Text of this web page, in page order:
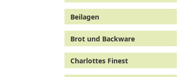
Beilagen
Brot und Backware
Charlottes Finest